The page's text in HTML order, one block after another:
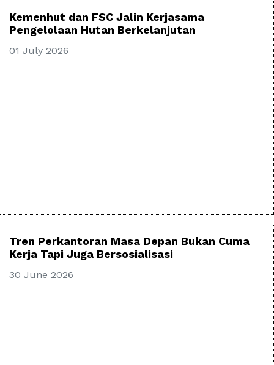
Kemenhut dan FSC Jalin Kerjasama
Pengelolaan Hutan Berkelanjutan
01 July 2026
Tren Perkantoran Masa Depan Bukan Cuma
Kerja Tapi Juga Bersosialisasi
30 June 2026